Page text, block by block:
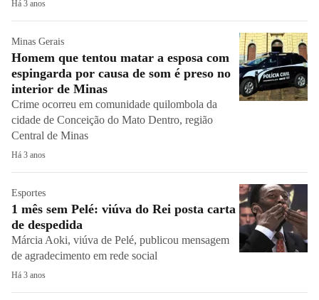
Há 3 anos
Minas Gerais
Homem que tentou matar a esposa com
espingarda por causa de som é preso no
interior de Minas
Crime ocorreu em comunidade quilombola da
cidade de Conceição do Mato Dentro, região
Central de Minas
Há 3 anos
Esportes
1 mês sem Pelé: viúva do Rei posta carta
de despedida
Márcia Aoki, viúva de Pelé, publicou mensagem
de agradecimento em rede social
Há 3 anos